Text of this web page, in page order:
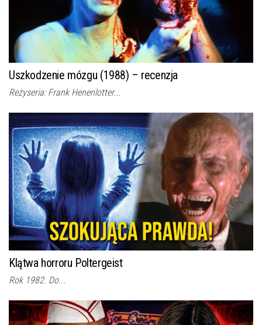
Uszkodzenie mózgu (1988) – recenzja
Reżyseria: Frank Henenlotter...
Klątwa horroru Poltergeist
Rok 1982. Do...